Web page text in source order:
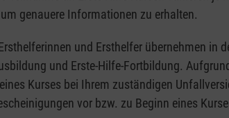
genauere Informationen zu erhalten.
und Ersthelfer übernehmen in
und Erste-Hilfe-Fortbildung.
Kurses bei Ihrem zuständigen
vor bzw. zu Beginn eines